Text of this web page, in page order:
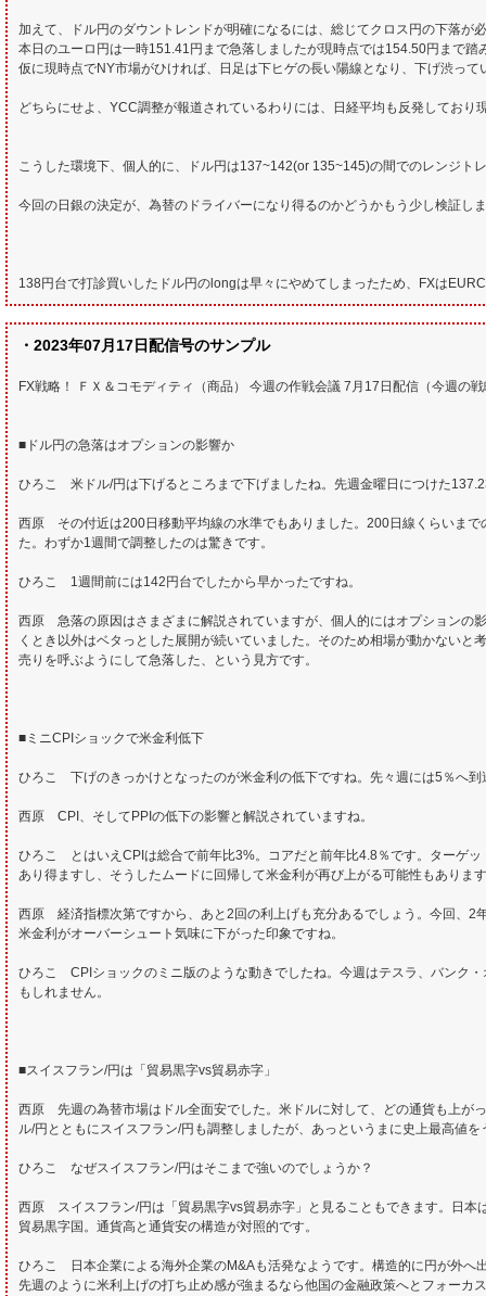
加えて、ドル円のダウントレンドが明確になるには、総じてクロス円の下落が
本日のユーロ円は一時151.41円まで急落しましたが現時点では154.50円まで踏
仮に現時点でNY市場がひければ、日足は下ヒゲの長い陽線となり、下げ渋っ
どちらにせよ、YCC調整が報道されているわりには、日経平均も反発しており
こうした環境下、個人的に、ドル円は137~142(or 135~145)の間でのレンジト
今回の日銀の決定が、為替のドライバーになり得るのかどうかもう少し検証し
138円台で打診買いしたドル円のlongは早々にやめてしまったため、FXは
・2023年07月17日配信号のサンプル
FX戦略！ ＦＸ＆コモディティ（商品） 今週の作戦会議 7月17日配信（今週の
■ドル円の急落はオプションの影響か
ひろこ 米ドル/円は下げるところまで下げましたね。先週金曜日につけた
西原 その付近は200日移動平均線の水準でもありました。200日線くらいま
た。わずか1週間で調整したのは驚きです。
ひろこ 1週間前には142円台でしたから早かったですね。
西原 急落の原因はさまざまに解説されていますが、個人的にはオプションの
くとき以外はベタっとした展開が続いていました。そのため相場が動かない
売りを呼ぶようにして急落した、という見方です。
■ミニCPIショックで米金利低下
ひろこ 下げのきっかけとなったのが米金利の低下ですね。先々週には5％へ
西原 CPI、そしてPPIの低下の影響と解説されていますね。
ひろこ とはいえCPIは総合で前年比3%。コアだと前年比4.8％です。ターゲ
あり得ますし、そうしたムードに回帰して米金利が再び上がる可能性もありま
西原 経済指標次第ですから、あと2回の利上げも充分あるでしょう。今回、2
米金利がオーバーシュート気味に下がった印象ですね。
ひろこ CPIショックのミニ版のような動きでしたね。今週はテスラ、バンク
もしれません。
■スイスフラン/円は「貿易黒字vs貿易赤字」
西原 先週の為替市場はドル全面安でした。米ドルに対して、どの通貨も上が
ル/円とともにスイスフラン/円も調整しましたが、あっというまに史上最高値
ひろこ なぜスイスフラン/円はそこまで強いのでしょうか？
西原 スイスフラン/円は「貿易黒字vs貿易赤字」と見ることもできます。日本
貿易黒字国。通貨高と通貨安の構造が対照的です。
ひろこ 日本企業による海外企業のM&Aも活発なようです。構造的に円が外へ
先週のように米利上げの打ち止め感が強まるなら他国の金融政策へとフォー